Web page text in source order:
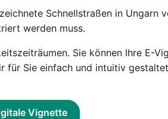
Schnellstraßen in Ungarn
werden muss.
Sie können Ihre E-
Sie einfach und intuitiv
Vignette